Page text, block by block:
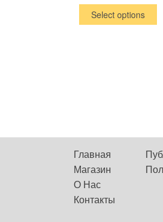
Select options
Главная
Магазин
О Нас
Контакты